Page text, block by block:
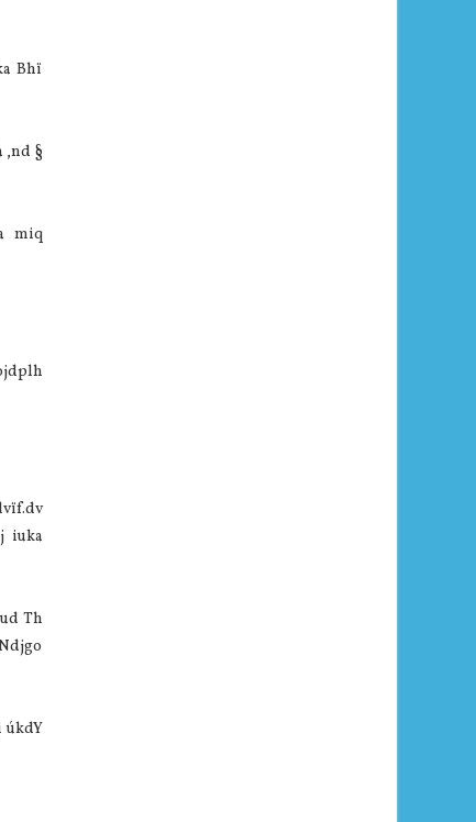
Bhï
,nd §
miq
iuka
Th
úkdY